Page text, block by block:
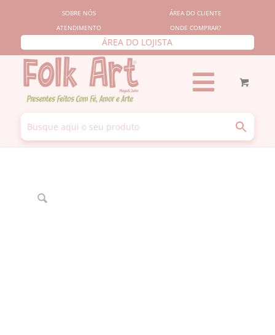
SOBRE NÓS
ÁREA DO CLIENTE
ATENDIMENTO
ONDE COMPRAR?
ÁREA DO LOJISTA